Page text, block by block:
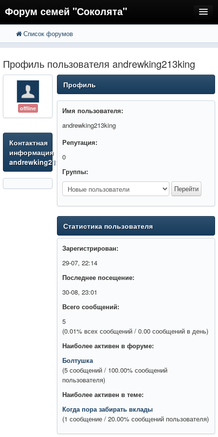
Форум семей "Соколята"
FAQ
Регистрация
Вход
Список форумов
Профиль пользователя andrewking213king
offline
Контактная
информация
andrewking213king
Профиль
Имя пользователя:
andrewking213king
Репутация:
0
Группы:
Статистика пользователя
Зарегистрирован:
29-07, 22:14
Последнее посещение:
30-08, 23:01
Всего сообщений:
5
(0.01% всех сообщений / 0.00 сообщений в день)
Наиболее активен в форуме:
Болтушка
(5 сообщений / 100.00% сообщений
пользователя)
Наиболее активен в теме:
Когда пора забирать вклады
(1 сообщение / 20.00% сообщений пользователя)